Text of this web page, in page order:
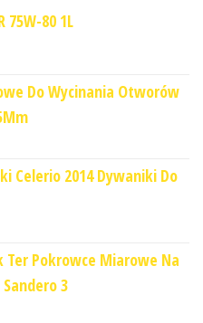
75W-80 1L
Do Wycinania Otworów
Celerio 2014 Dywaniki Do
Ter Pokrowce Miarowe Na
3